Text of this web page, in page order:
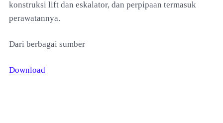
konstruksi lift dan eskalator, dan perpipaan termasuk
perawatannya.
Dari berbagai sumber
Download